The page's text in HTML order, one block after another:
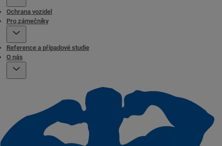
Ochrana vozidel
Pro zámečníky
Reference a případové studie
O nás